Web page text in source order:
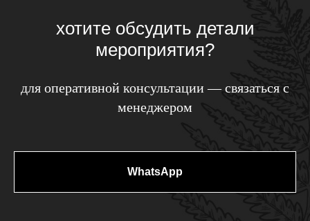
хотите обсудить детали
мероприятия?
для оперативной консультации — связаться с
менеджером
WhatsApp